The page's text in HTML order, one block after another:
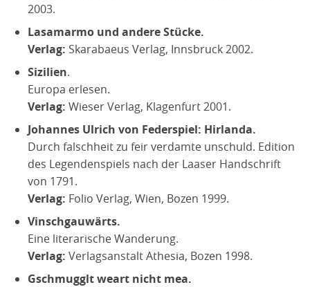
2003.
Lasamarmo und andere Stücke.
Verlag: Skarabaeus Verlag, Innsbruck 2002.
Sizilien.
Europa erlesen.
Verlag: Wieser Verlag, Klagenfurt 2001.
Johannes Ulrich von Federspiel: Hirlanda.
Durch falschheit zu feir verdamte unschuld. Edition
des Legendenspiels nach der Laaser Handschrift
von 1791.
Verlag: Folio Verlag, Wien, Bozen 1999.
Vinschgauwärts.
Eine literarische Wanderung.
Verlag: Verlagsanstalt Athesia, Bozen 1998.
Gschmugglt weart nicht mea.